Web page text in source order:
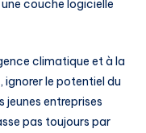
couche logicielle
climatique et à la
ignorer le potentiel du
jeunes entreprises
pas toujours par